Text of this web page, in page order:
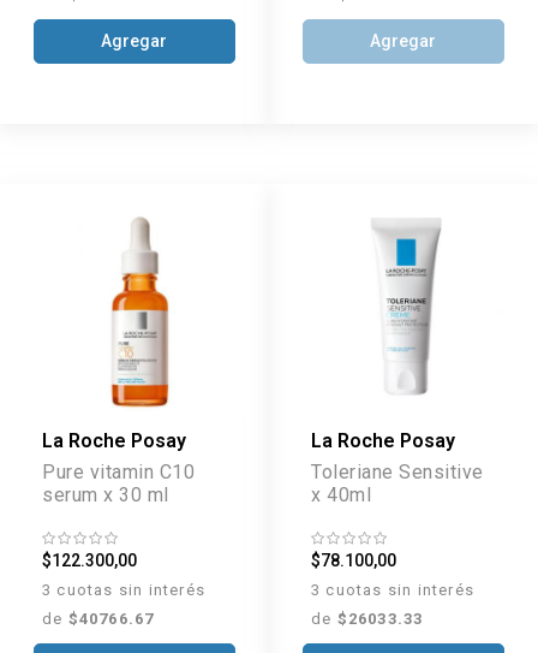
Agregar Agregar
La Roche Posay
Pure vitamin C10
serum x 30 ml
$122.300,00
3 cuotas sin interés
de $40766.67
La Roche Posay
Toleriane Sensitive
x 40ml
$78.100,00
3 cuotas sin interés
de $26033.33